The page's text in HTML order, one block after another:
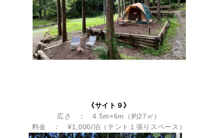
《サイト９》
広さ ： 4.5m×6m（約27㎡）
料金 ： ¥1,000/泊（テント１張りスペース）